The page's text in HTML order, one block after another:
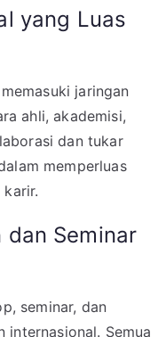
yang Luas
jaringan
ahli, akademisi,
dan tukar
memperluas
karir.
dan Seminar
seminar, dan
internasional. Semua